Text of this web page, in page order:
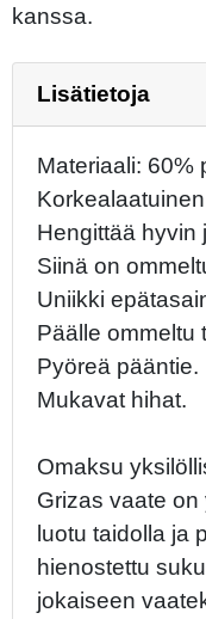
kanssa.
Lisätietoja
Materiaali: 60%
Hengittää hyvin
Siinä on
Uniikki
Päälle ommeltu
Pyöreä pääntie.
Mukavat hihat.
Omaksu
Grizas vaate
luotu taidolla ja
hienostettu
jokaiseen